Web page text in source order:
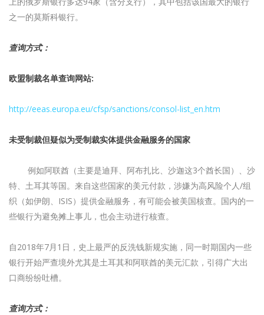
之一的莫斯科银行。
查询方式：
欧盟制裁名单查询网站:
http://eeas.europa.eu/cfsp/sanctions/consol-list_en.htm
未受制裁但疑似为受制裁实体提供金融服务的国家
例如阿联酋（主要是迪拜、阿布扎比、沙迦这3个酋长国）、沙
特、土耳其等国。来自这些国家的美元付款，涉嫌为高风险个人/组
织（如伊朗、ISIS）提供金融服务，有可能会被美国核查。国内的一
些银行为避免摊上事儿，也会主动进行核查。
自2018年7月1日，史上最严的反洗钱新规实施，同一时期国内一些
银行开始严查境外尤其是土耳其和阿联酋的美元汇款，引得广大出
口商纷纷吐槽。
查询方式：